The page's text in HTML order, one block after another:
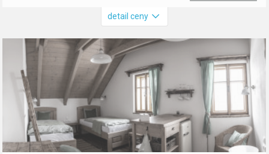
detail ceny